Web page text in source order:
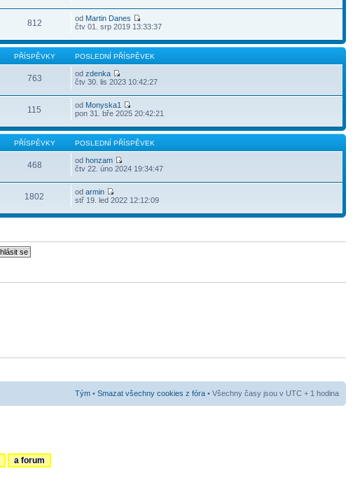
812 od Martin Danes
čtv 01. srp 2019 13:33:37
PŘÍSPĚVKY POSLEDNÍ PŘÍSPĚVEK
763 odzdenka
čtv 30. lis 2023 10:42:27
115 od Monyska1
pon 31. bře 2025 20:42:21
PŘÍSPĚVKY POSLEDNÍ PŘÍSPĚVEK
468 odhonzam
čtv 22. úno 2024 19:34:47
1802 odarmin
stř 19. led 2022 12:12:09
Tým • Smazat všechny cookies z fóra • Všechny časy jsou v UTC + 1 hodina
a forum